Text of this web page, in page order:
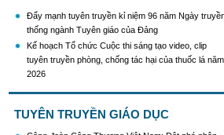
thống ngành Tuyên giáo của Đảng
Kế hoạch Tổ chức Cuộc thi sáng tạo video, clip
tuyên truyền phòng, chống tác hại của thuốc lá năm
2026
hiện Chỉ thị số 58/CT-TW ngày 10/01/2026 của Ban
Bí thư TW Đảng về "Tăng cường sự lãnh đạo của
Đảng đối với công tác truyên truyền,giáo dục chính
TUYÊN TRUYỀN GIÁO DỤC